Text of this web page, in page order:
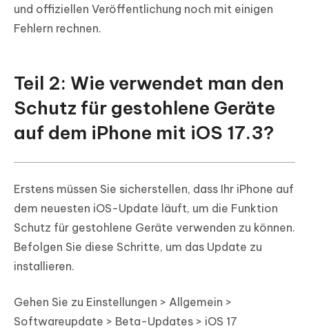
und offiziellen Veröffentlichung noch mit einigen
Fehlern rechnen.
Teil 2: Wie verwendet man den
Schutz für gestohlene Geräte
auf dem iPhone mit iOS 17.3?
Erstens müssen Sie sicherstellen, dass Ihr iPhone auf
dem neuesten iOS-Update läuft, um die Funktion
Schutz für gestohlene Geräte verwenden zu können.
Befolgen Sie diese Schritte, um das Update zu
installieren.
Gehen Sie zu Einstellungen > Allgemein >
Softwareupdate > Beta-Updates > iOS 17